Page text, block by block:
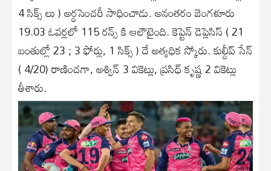
4 సిక్స్ లు ) అర్ధసెంచరీ సాధించాడు. అనంతరం బెంగళూరు
19.03 ఓవర్లలో 115 రన్స్ కి ఆలౌటైంది. కెప్టెన్ డెప్లెసిస్ ( 21
బంతుల్లో 23 ; 3 ఫోర్లు, 1 సిక్స్ ) దే అత్యధిక స్కోరు. కుల్దీప్ సేన్
( 4/20) రాణించగా, అశ్విన్ 3 వికెట్లు, ప్రసిధ్ కృష్ణ 2 వికెట్లు
తీశారు.